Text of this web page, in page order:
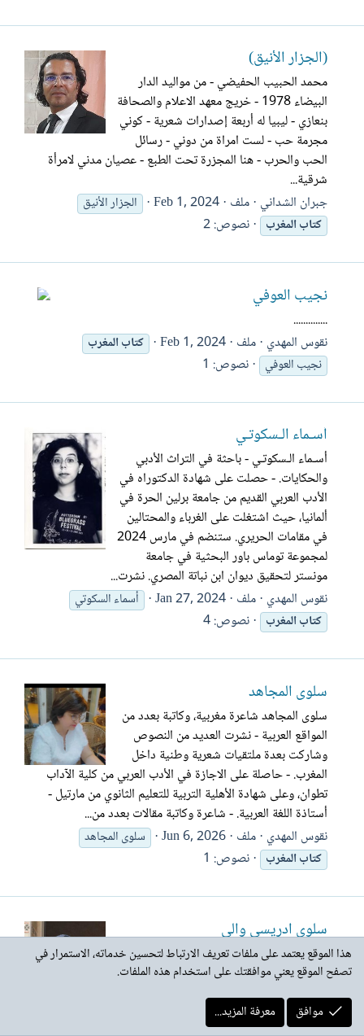
(الجزار الأنيق)
محمد الحبيب الحفيضي - من مواليد الدار
البيضاء 1978 - خريج معهد الاعلام والصحافة
بنعازي - ليبيا له أربعة إصدارات شعرية - كوني
مجرمة حب - لست امراة من دوني - رسائل
الحب والحرب - هنا المجزرة تحت الطبع - عصيان مدني لامرأة
شرقية...
جبران الشداني ملف Feb 1, 2024
الجزار الأنيق
كتابالمغرب نصوص: 2
نجيب العوفي
..............
نقوس المهدي ملف Feb 1, 2024 كتابالمغرب
نجيب العوفي
نصوص: 1
أسـماء الـسكوتـي
أسـماء الـسكوتـي - باحثة في التراث الأدبي
والحكايات. - حصلت على شهادة الدكتوراه في
الأدب العربي القديم من جامعة برلين الحرة في
ألمانيا، حيث اشتغلت على الغرباء والمحتالين
في مقامات الحريري. ستنضم في مارس 2024
لمجموعة توماس باور البحثية في جامعة
مونستر لتحقيق ديوان ابن نباتة المصري. نشرت...
نقوس المهدي ملف Jan 27, 2024
أسماء السكوتي
كتابالمغرب نصوص: 4
سلوى المجاهد
سلوى المجاهد شاعرة مغربية، وكاتبة بعدد من
المواقع العربية - نشرت العديد من النصوص
وشاركت بعدة ملتقيات شعرية وطنية داخل
المغرب. - حاصلة على الاجازة في الأدب العربي من كلية الآداب
تطوان، وعلى شهادة الأهلية التربية للتعليم الثانوي من مارتيل -
أستاذة اللغة العربية. - شاعرة وكاتبة مقالات بعدد من...
نقوس المهدي ملف Jun 6, 2026
سلوى المجاهد
كتابالمغرب نصوص: 1
سلوى ادريسي والي
السيرة الذاتية سلوى ادريسي والي من المغرب
صاحبة المجموعة القصصية " قلوب لا تصل
إليها الشمس" الصادرة عن جامعة المبدعين
المغاربة شاركت في الكتاب المجمع " " "حديث
هذا الموقع يعتمد على ملفات تعريف الارتباط لتحسين خدماته، الاستمرار في
تصفح الموقع يعني موافقتك على استخدام هذه الملفات.
موافق
معرفة المزيد...